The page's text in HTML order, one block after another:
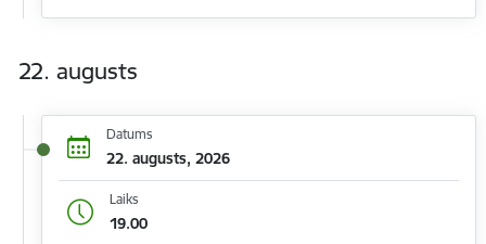
22. augusts
Datums
22. augusts, 2026
Laiks
19.00